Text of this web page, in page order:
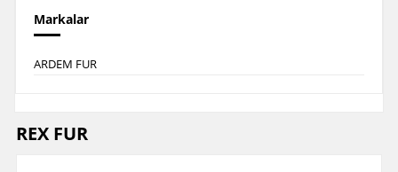
Markalar
ARDEM FUR
REX FUR